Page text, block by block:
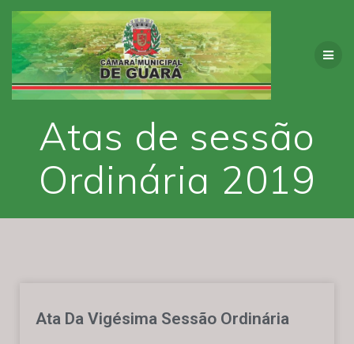
Atas de sessão
Ordinária 2019
Ata Da Vigésima Sessão Ordinária